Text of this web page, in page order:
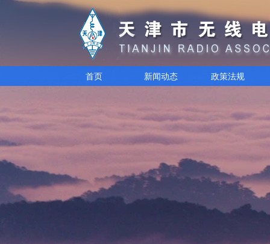
首页 新闻动态 政策法规